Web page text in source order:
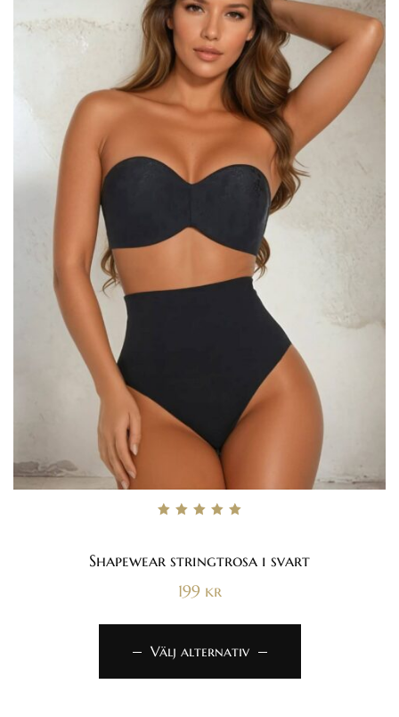
Shapewear stringtrosa i svart
199 kr
Välj alternativ